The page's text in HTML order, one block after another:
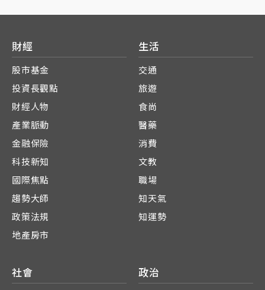
財經
股市基金
投資長觀點
財經人物
產業脈動
金融保險
科技新知
國際焦點
趨勢大師
政策法規
地產房市
生活
交通
旅遊
食尚
醫藥
消費
文教
職場
知天氣
知運勢
社會 政治